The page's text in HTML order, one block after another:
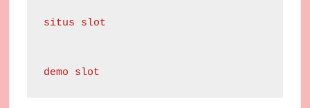
situs slot
demo slot